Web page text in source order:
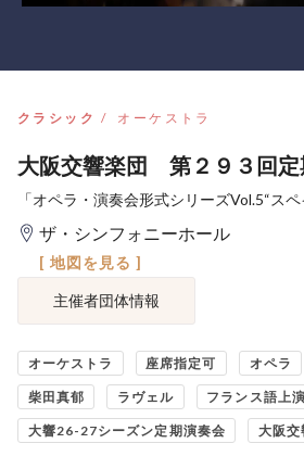
クラシック オーケストラ
大阪交響楽団 第２９３回定
「オペラ・演奏会形式シリーズVol.5“スペ
ザ・シンフォニーホール
[ 地図を見る ]
主催者団体情報
オーケストラ 座席指定可 オペラ
柴田真郁 ラヴェル フランス語上演
大響26-27シーズン定期演奏会 大阪交